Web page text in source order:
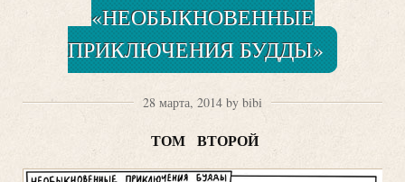
«НЕОБЫКНОВЕННЫЕ
ПРИКЛЮЧЕНИЯ БУДДЫ»
28 марта, 2014 by bibi
ТОМ ВТОРОЙ